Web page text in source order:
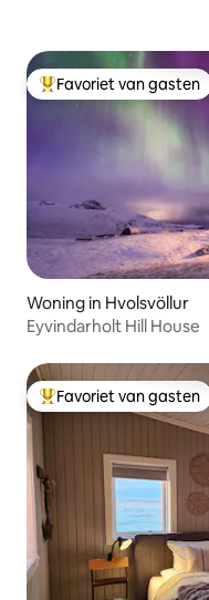
Topfavoriet van gasten
Favoriet van gasten
Woning in Hvolsvöllur
Eyvindarholt Hill House
Topfavoriet van gasten
Favoriet van gasten